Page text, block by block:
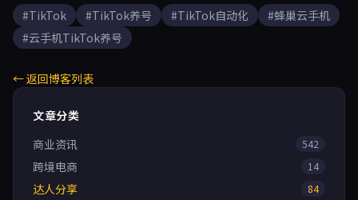
#TikTok #TikTok养号 #TikTok自动化
#蜂巢云手机
#云手机TikTok养号
← 返回博客列表
文章分类
商业资讯
542
跨境电商 14
达人分享 84